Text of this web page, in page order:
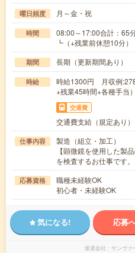
曜日頻度 月～金・祝
時間
08:00～17:00合計：65
┗（+残業前休憩10分）
期間 長期（更新期間あり）
時給
時給1300円 月収例
+残業45時間+各種手当）
交通費
交通費支給（規定あり）
仕事内容
製造（組立・加工）
【顕微鏡を使用した製
を検査するお仕事です
応募資格
職種未経験OK
初心者・未経験OK
気になる! 応募
派遣会社 サンヴァ